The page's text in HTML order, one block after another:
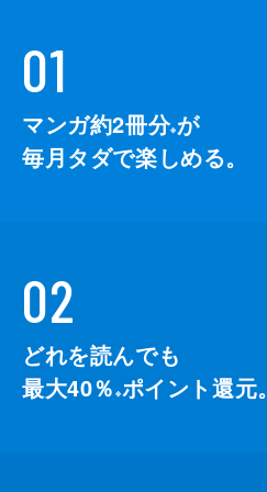
01
マンガ約2冊分※が
毎月タダで楽しめる。
02
どれを読んでも
最大40％ ※ポイント還元。